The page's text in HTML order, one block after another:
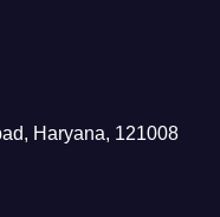
Haryana, 121008